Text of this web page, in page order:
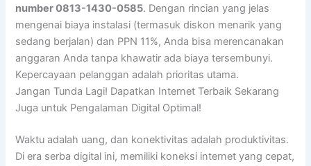
number 0813-1430-0585. Dengan rincian yang jelas
mengenai biaya instalasi (termasuk diskon menarik yang
sedang berjalan) dan PPN 11%, Anda bisa merencanakan
anggaran Anda tanpa khawatir ada biaya tersembunyi.
Kepercayaan pelanggan adalah prioritas utama.
Jangan Tunda Lagi! Dapatkan Internet Terbaik Sekarang
Juga untuk Pengalaman Digital Optimal!
Waktu adalah uang, dan konektivitas adalah produktivitas.
Di era serba digital ini, memiliki koneksi internet yang cepat,